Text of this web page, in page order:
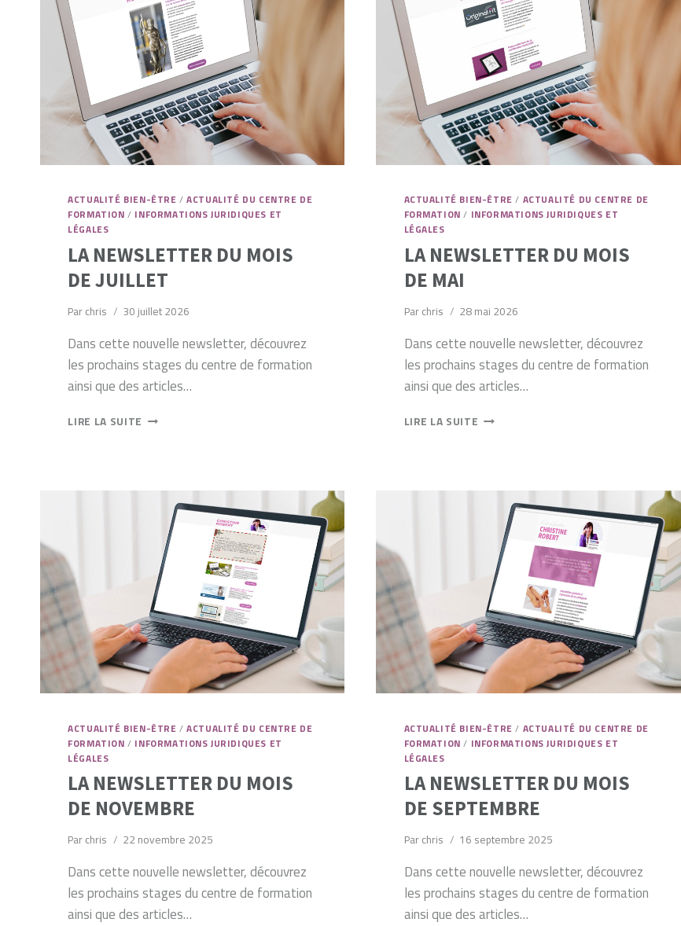
ACTUALITÉ BIEN-ÊTRE /ACTUALITÉ DU CENTRE DE
FORMATION / INFORMATIONS JURIDIQUES ET
LÉGALES
LA NEWSLETTER DU MOIS
DE JUILLET
Par chris 30 juillet 2026
Dans cette nouvelle newsletter, découvrez
les prochains stages du centre de formation
ainsi que des articles…
LIRE LA SUITE LA
JUILLET
ACTUALITÉ BIEN-ÊTRE / ACTUALITÉ DU CENTRE DE
FORMATION / INFORMATIONS JURIDIQUES ET
LÉGALES
LA NEWSLETTER DU MOIS
DE MAI
Par chris 28 mai 2026
Dans cette nouvelle newsletter, découvrez
les prochains stages du centre de formation
ainsi que des articles…
LIRE LA SUITE LA
ACTUALITÉ BIEN-ÊTRE /ACTUALITÉ DU CENTRE DE
FORMATION / INFORMATIONS JURIDIQUES ET
LÉGALES
LA NEWSLETTER DU MOIS
DE NOVEMBRE
Par chris 22 novembre 2025
Dans cette nouvelle newsletter, découvrez
les prochains stages du centre de formation
ainsi que des articles…
ACTUALITÉ BIEN-ÊTRE / ACTUALITÉ DU CENTRE DE
FORMATION / INFORMATIONS JURIDIQUES ET
LÉGALES
LA NEWSLETTER DU MOIS
DE SEPTEMBRE
Par chris 16 septembre 2025
Dans cette nouvelle newsletter, découvrez
les prochains stages du centre de formation
ainsi que des articles…